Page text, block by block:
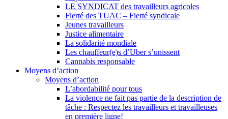
LE SYNDICAT des travailleurs agricoles
Fierté des TUAC – Fierté syndicale
Jeunes travailleurs
Justice alimentaire
La solidarité mondiale
Les chauffeur(e)s d’Uber s’unissent
Cannabis responsable
Moyens d’action
Moyens d’action
L’abordabilité pour tous
La violence ne fait pas partie de la description de
tâche : Respectez les travailleurs et travailleuses
en première ligne!